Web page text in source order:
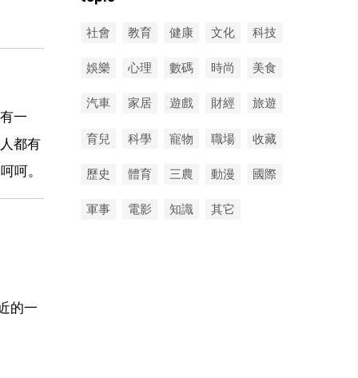
一
都有
呵。
的一
社會 教育 健康 文化 科技
娛樂 心理 數碼 時尚 美食
汽車 家居 遊戲 財經 旅遊
育兒 科學 寵物 職場 收藏
歷史 體育 三農 動漫 國際
軍事 電影 知識 其它